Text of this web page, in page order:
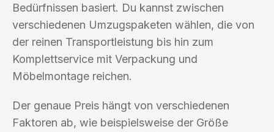
Bedürfnissen basiert. Du kannst zwischen
verschiedenen Umzugspaketen wählen, die von
der reinen Transportleistung bis hin zum
Komplettservice mit Verpackung und
Möbelmontage reichen.
Der genaue Preis hängt von verschiedenen
Faktoren ab, wie beispielsweise der Größe